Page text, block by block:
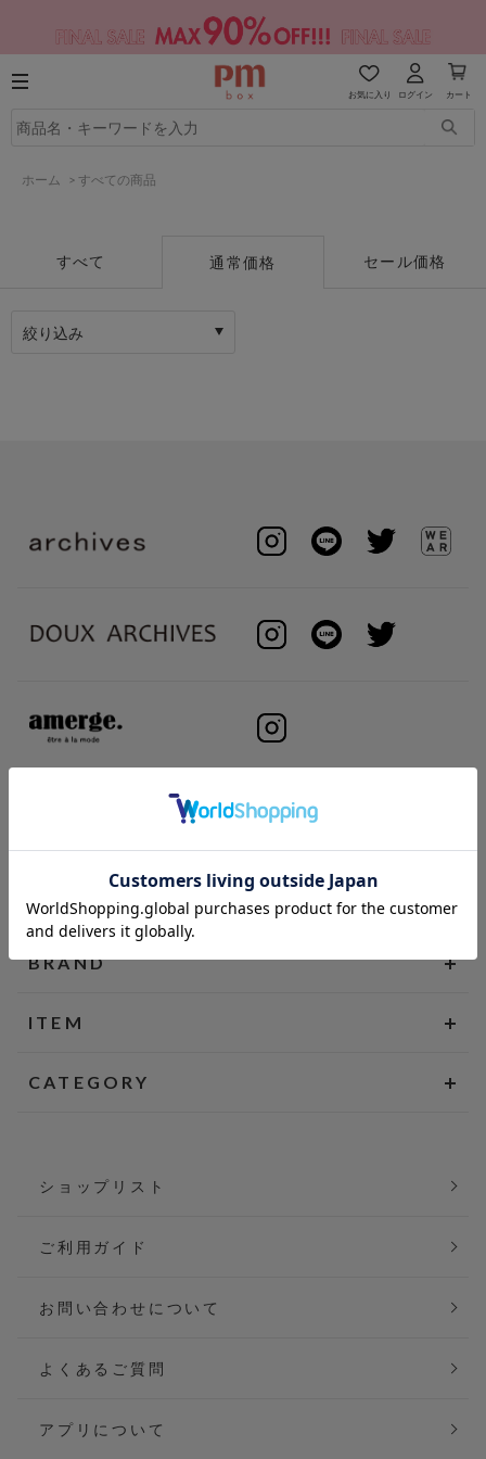
お気に入り ログイン カート
ホーム > すべての商品
すべて 通常価格 セール価格
絞り込み
BRAND
ITEM
CATEGORY
ショップリスト
ご利用ガイド
お問い合わせについて
よくあるご質問
アプリについて